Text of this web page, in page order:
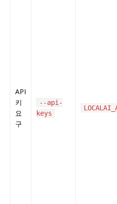
API
키
요
구
--api-
keys